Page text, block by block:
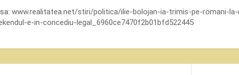
www.realitatea.net/stiri/politica/ilie-bolojan-ia-trimis-pe-romani-
e-in-concediu-legal_6960ce7470f2b01bfd522445